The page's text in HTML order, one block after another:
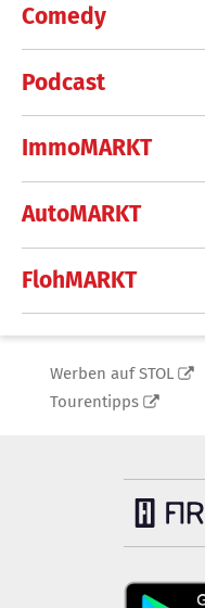
Comedy
Podcast
ImmoMARKT
AutoMARKT
FlohMARKT
Werben auf STOL
Tourentipps